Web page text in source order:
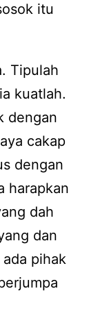
itu
Tipulah
kuatlah.
dengan
cakap
dengan
harapkan
dah
dan
pihak